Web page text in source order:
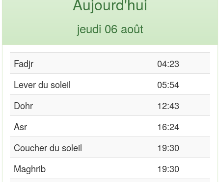
jeudi 06 août
Fadjr
04:23
Lever du soleil
05:54
Dohr
12:43
Asr
16:24
Coucher du soleil
19:30
Maghrib
19:30